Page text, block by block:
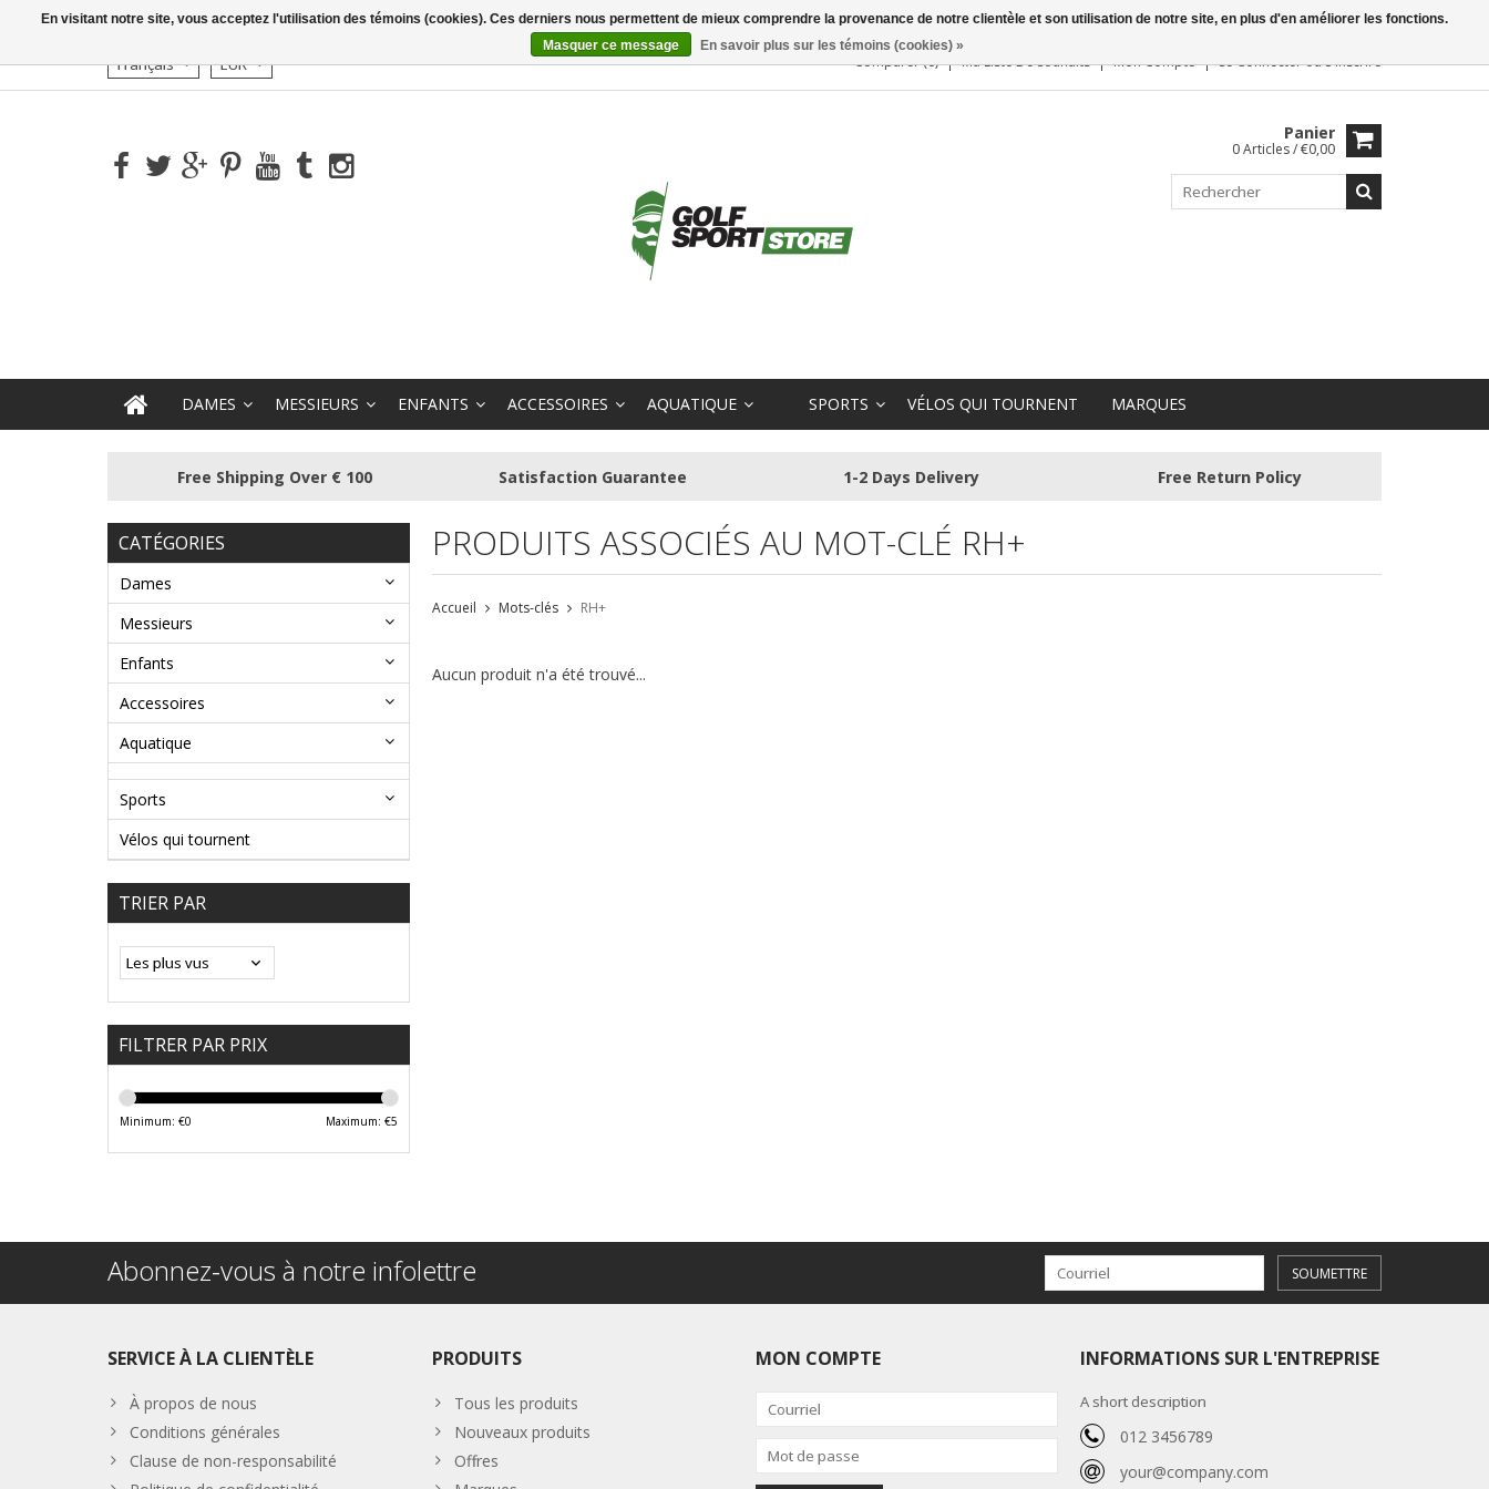
Français EUR Comparer (0) Ma Liste De Souhaits Mon Compte Se ConnecterouS'inscrire
Panier
0 Articles / €0,00
DAMES MESSIEURS ENFANTS ACCESSOIRES AQUATIQUE SPORTS VÉLOS QUI TOURNENT MARQUES
Free Shipping Over € 100 Satisfaction Guarantee 1-2 Days Delivery Free Return Policy
CATÉGORIES
Dames
Messieurs
Enfants
Accessoires
Aquatique
Sports
Vélos qui tournent
TRIER PAR
FILTRER PAR PRIX
Minimum: €0 Maximum: €5
PRODUITS ASSOCIÉS AU MOT-CLÉ RH+
Accueil Mots-clés RH+
Aucun produit n'a été trouvé...
Abonnez-vous à notre infolettre SOUMETTRE
SERVICE À LA CLIENTÈLE
À propos de nous
Conditions générales
Clause de non-responsabilité
PRODUITS
Tous les produits
Nouveaux produits
Offres
MON COMPTE INFORMATIONS SUR L'ENTREPRISE
A short description
012 3456789
your@company.com
En visitant notre site, vous acceptez l'utilisation des témoins (cookies). Ces derniers nous permettent de mieux comprendre la provenance de notre clientèle et son utilisation de notre site, en plus d'en améliorer les fonctions.
Masquer ce message
En savoir plus sur les témoins (cookies) »